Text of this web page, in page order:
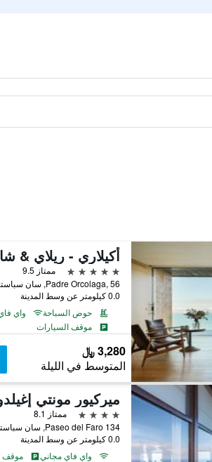
أكيلاري - ريلاي &
5 نجوم
ممتاز 9.5
0.0 كيلومتر عن وسط المدينة
حوض السباحة
واي
موقف السيارات
3,280 ﷼
المتوسط في الليلة
ميركيور مونتي
4 نجوم
ممتاز 8.1
0.0 كيلومتر عن وسط المدينة
واي فاي مجاني
موقف